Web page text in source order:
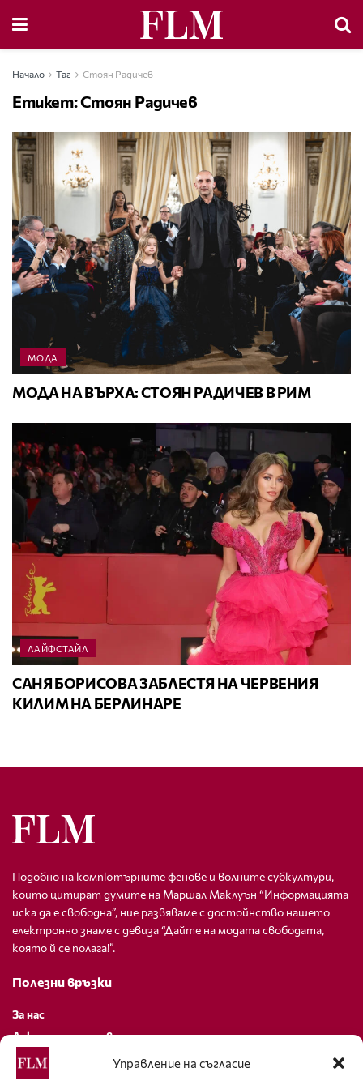
Управление на съгласие
Начало Таг Стоян Радичев
Етикет:Стоян Радичев
МОДА
МОДА НА ВЪРХА: СТОЯН РАДИЧЕВ В РИМ
ЛАЙФСТАЙЛ
САНЯ БОРИСОВА ЗАБЛЕСТЯ НА ЧЕРВЕНИЯ
КИЛИМ НА БЕРЛИНАРЕ
Подобно на компютърните фенове и волните субкултури,
които цитират думите на Маршал Маклуън “Информацията
иска да е свободна”, ние развяваме с достойнство нашето
електронно знаме с девиза “Дайте на модата свободата,
която й се полага!”.
Полезни връзки
За нас
Декларация за поверителност
Политика за бисквитки